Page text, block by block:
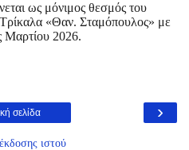
ως μόνιμος θεσμός του
«Θαν. Σταμόπουλος» με
Μαρτίου 2026.
›
σελίδα
ιστού